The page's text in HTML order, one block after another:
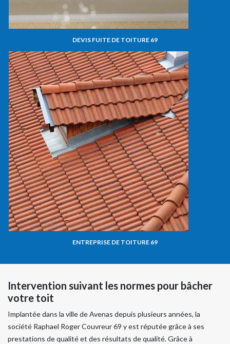
DEVIS FUITE DE TOITURE 69
ENTREPRISE DE TOITURE 69
Intervention suivant les normes pour bâcher
votre toit
Implantée dans la ville de Avenas depuis plusieurs années, la
société Raphael Roger Couvreur 69 y est réputée grâce à ses
prestations de qualité et des résultats de qualité. Grâce à